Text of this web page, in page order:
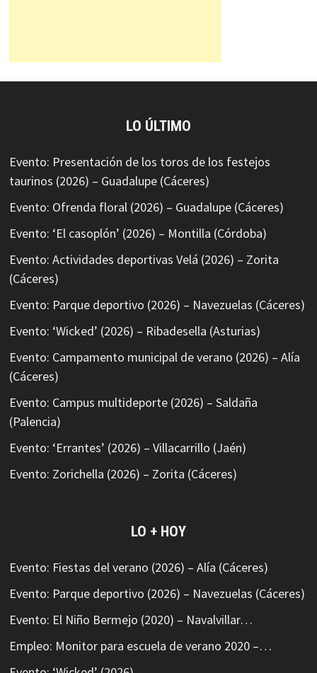
LO ÚLTIMO
Evento: Presentación de los toros de los festejos
taurinos (2026) – Guadalupe (Cáceres)
Evento: Ofrenda floral (2026) – Guadalupe (Cáceres)
Evento: ‘El casoplón’ (2026) – Montilla (Córdoba)
Evento: Actividades deportivas Velá (2026) – Zorita
(Cáceres)
Evento: Parque deportivo (2026) – Navezuelas (Cáceres)
Evento: ‘Wicked’ (2026) – Ribadesella (Asturias)
Evento: Campamento municipal de verano (2026) – Alía
(Cáceres)
Evento: Campus multideporte (2026) – Saldaña
(Palencia)
Evento: ‘Errantes’ (2026) – Villacarrillo (Jaén)
Evento: Zorichella (2026) – Zorita (Cáceres)
LO + HOY
Evento: Fiestas del verano (2026) – Alía (Cáceres)
Evento: Parque deportivo (2026) – Navezuelas (Cáceres)
Evento: El Niño Bermejo (2020) – Navalvillar…
Empleo: Monitor para escuela de verano 2020 –…